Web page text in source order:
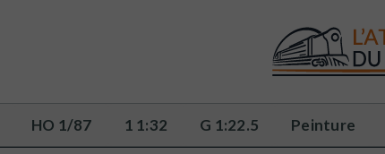
HO 1/87 1 1:32 G 1:22.5 Peinture